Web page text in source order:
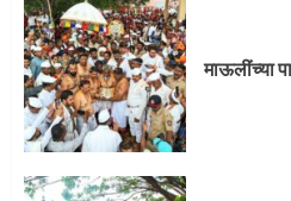
माऊलींच्या
3